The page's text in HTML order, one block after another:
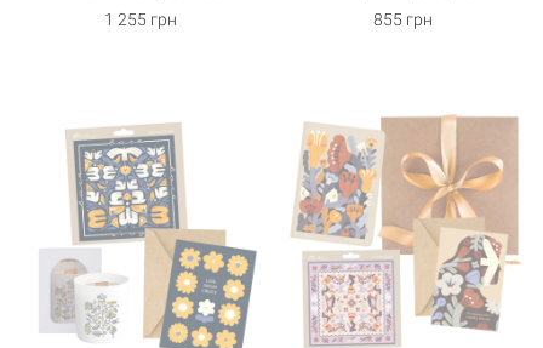
1 255 грн 855 грн